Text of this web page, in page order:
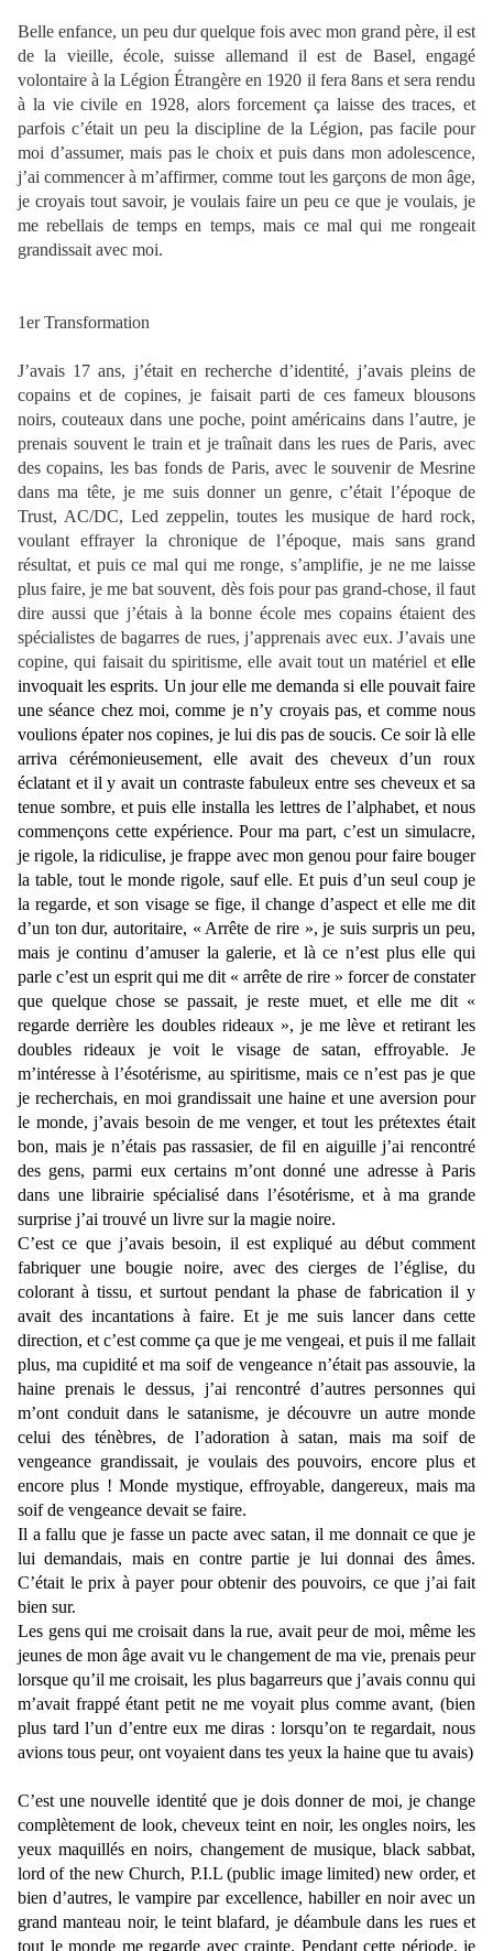
Belle enfance, un peu dur quelque fois avec mon grand père, il est
de la vieille, école, suisse allemand il est de Basel, engagé
volontaire à la Légion Étrangère en 1920 il fera 8ans et sera rendu
à la vie civile en 1928, alors forcement ça laisse des traces, et
parfois c’était un peu la discipline de la Légion, pas facile pour
moi d’assumer, mais pas le choix et puis dans mon adolescence,
j’ai commencer à m’affirmer, comme tout les garçons de mon âge,
je croyais tout savoir, je voulais faire un peu ce que je voulais, je
me rebellais de temps en temps, mais ce mal qui me rongeait
grandissait avec moi.
1er Transformation
J’avais 17 ans, j’était en recherche d’identité, j’avais pleins de
copains et de copines, je faisait parti de ces fameux blousons
noirs, couteaux dans une poche, point américains dans l’autre, je
prenais souvent le train et je traînait dans les rues de Paris, avec
des copains, les bas fonds de Paris, avec le souvenir de Mesrine
dans ma tête, je me suis donner un genre, c’était l’époque de
Trust, AC/DC, Led zeppelin, toutes les musique de hard rock,
voulant effrayer la chronique de l’époque, mais sans grand
résultat, et puis ce mal qui me ronge, s’amplifie, je ne me laisse
plus faire, je me bat souvent, dès fois pour pas grand-chose, il faut
dire aussi que j’étais à la bonne école mes copains étaient des
spécialistes de bagarres de rues, j’apprenais avec eux. J’avais une
copine, qui faisait du spiritisme, elle avait tout un matériel et elle
invoquait les esprits. Un jour elle me demanda si elle pouvait faire
une séance chez moi, comme je n’y croyais pas, et comme nous
voulions épater nos copines, je lui dis pas de soucis. Ce soir là elle
arriva cérémonieusement, elle avait des cheveux d’un roux
éclatant et il y avait un contraste fabuleux entre ses cheveux et sa
tenue sombre, et puis elle installa les lettres de l’alphabet, et nous
commençons cette expérience. Pour ma part, c’est un simulacre,
je rigole, la ridiculise, je frappe avec mon genou pour faire bouger
la table, tout le monde rigole, sauf elle. Et puis d’un seul coup je
la regarde, et son visage se fige, il change d’aspect et elle me dit
d’un ton dur, autoritaire, « Arrête de rire », je suis surpris un peu,
mais je continu d’amuser la galerie, et là ce n’est plus elle qui
parle c’est un esprit qui me dit « arrête de rire » forcer de constater
que quelque chose se passait, je reste muet, et elle me dit «
regarde derrière les doubles rideaux », je me lève et retirant les
doubles rideaux je voit le visage de satan, effroyable. Je
m’intéresse à l’ésotérisme, au spiritisme, mais ce n’est pas je que
je recherchais, en moi grandissait une haine et une aversion pour
le monde, j’avais besoin de me venger, et tout les prétextes était
bon, mais je n’étais pas rassasier, de fil en aiguille j’ai rencontré
des gens, parmi eux certains m’ont donné une adresse à Paris
dans une librairie spécialisé dans l’ésotérisme, et à ma grande
surprise j’ai trouvé un livre sur la magie noire.
C’est ce que j’avais besoin, il est expliqué au début comment
fabriquer une bougie noire, avec des cierges de l’église, du
colorant à tissu, et surtout pendant la phase de fabrication il y
avait des incantations à faire. Et je me suis lancer dans cette
direction, et c’est comme ça que je me vengeai, et puis il me fallait
plus, ma cupidité et ma soif de vengeance n’était pas assouvie, la
haine prenais le dessus, j’ai rencontré d’autres personnes qui
m’ont conduit dans le satanisme, je découvre un autre monde
celui des ténèbres, de l’adoration à satan, mais ma soif de
vengeance grandissait, je voulais des pouvoirs, encore plus et
encore plus ! Monde mystique, effroyable, dangereux, mais ma
soif de vengeance devait se faire.
Il a fallu que je fasse un pacte avec satan, il me donnait ce que je
lui demandais, mais en contre partie je lui donnai des âmes.
C’était le prix à payer pour obtenir des pouvoirs, ce que j’ai fait
bien sur.
Les gens qui me croisait dans la rue, avait peur de moi, même les
jeunes de mon âge avait vu le changement de ma vie, prenais peur
lorsque qu’il me croisait, les plus bagarreurs que j’avais connu qui
m’avait frappé étant petit ne me voyait plus comme avant, (bien
plus tard l’un d’entre eux me diras : lorsqu’on te regardait, nous
avions tous peur, ont voyaient dans tes yeux la haine que tu avais)
C’est une nouvelle identité que je dois donner de moi, je change
complètement de look, cheveux teint en noir, les ongles noirs, les
yeux maquillés en noirs, changement de musique, black sabbat,
lord of the new Church, P.I.L (public image limited) new order, et
bien d’autres, le vampire par excellence, habiller en noir avec un
grand manteau noir, le teint blafard, je déambule dans les rues et
tout le monde me regarde avec crainte. Pendant cette période, je